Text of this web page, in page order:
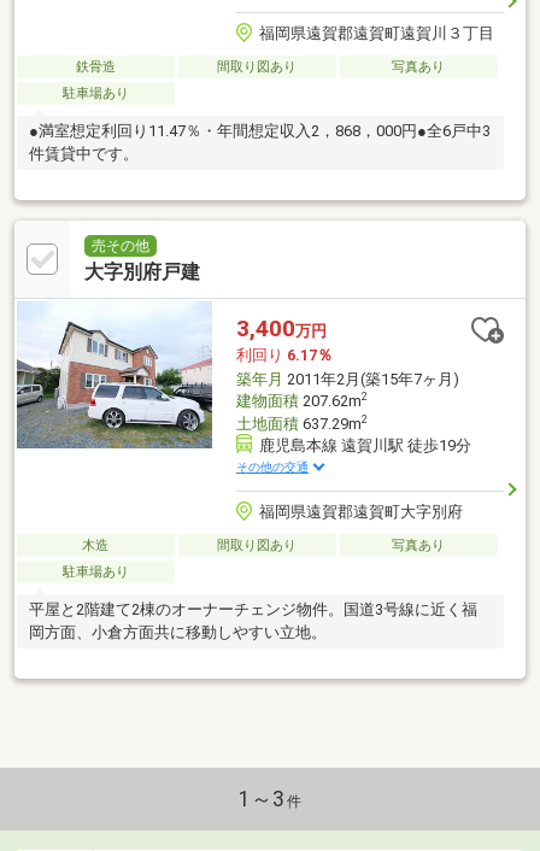
福岡県遠賀郡遠賀町遠賀川３丁目
鉄骨造 間取り図あり
写真あり
駐車場あり
●満室想定利回り11.47％・年間想定収入2，868，000円●全6戸中3
件賃貸中です。
売その他
大字別府戸建
3,400万円
利回り 6.17％
築年月 2011年2月(築15年7ヶ月)
建物面積207.62m2
土地面積637.29m2
鹿児島本線 遠賀川駅 徒歩19分
その他の交通
福岡県遠賀郡遠賀町大字別府
木造 間取り図あり
写真あり
駐車場あり
平屋と2階建て2棟のオーナーチェンジ物件。国道3号線に近く福
岡方面、小倉方面共に移動しやすい立地。
1～3 件